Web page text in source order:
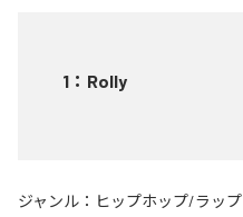
1 ： Rolly
ジャンル： ヒップホップ/ラップ